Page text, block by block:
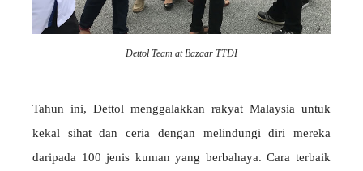
Dettol Team at Bazaar TTDI
Tahun ini, Dettol menggalakkan rakyat Malaysia untuk
kekal sihat dan ceria dengan melindungi diri mereka
daripada 100 jenis kuman yang berbahaya. Cara terbaik